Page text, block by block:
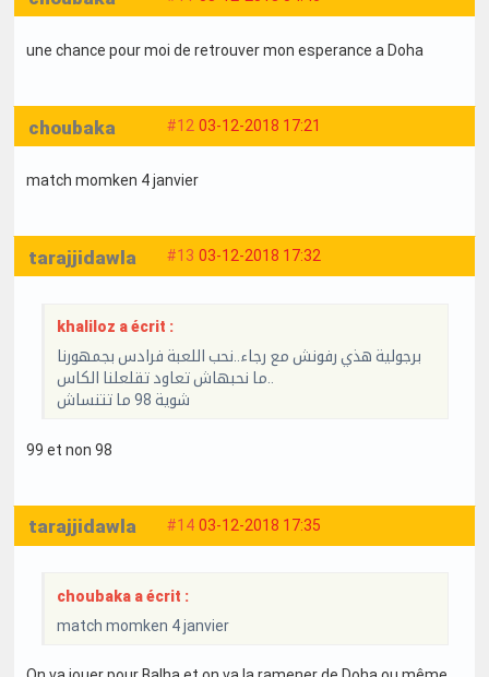
une chance pour moi de retrouver mon esperance a Doha
#12 03-12-2018 17:21
choubaka
match momken 4 janvier
#13 03-12-2018 17:32
tarajjidawla
khaliloz a écrit :
برجولية هذي رفونش مع رجاء..نحب اللعبة فرادس بجمهورنا
شوية 98 ما تتنساش
99 et non 98
#14 03-12-2018 17:35
tarajjidawla
choubaka a écrit :
match momken 4 janvier